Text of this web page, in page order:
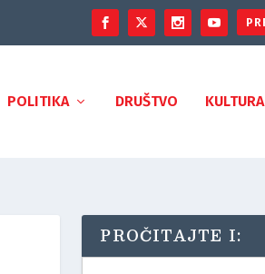
POLITIKA DRUŠTVO KULTURA
PROČITAJTE I: